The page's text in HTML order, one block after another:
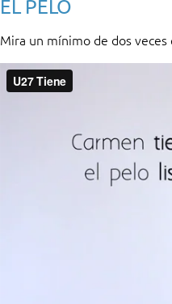
EL PELO
Mira un mínimo de dos